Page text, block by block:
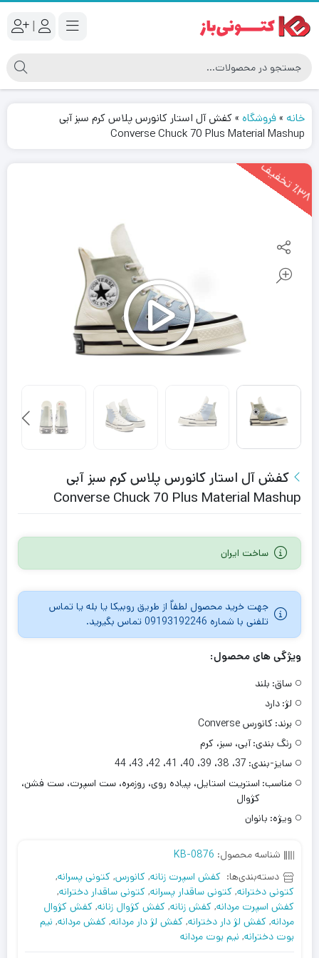
|
خانه »فروشگاه »کفش آل استار کانورس پلاس کرم سبز آبی
Converse Chuck 70 Plus Material Mashup
٪3
8
ت
خ
ف
یف
کفش آل استار کانورس پلاس کرم سبز آبی
Converse Chuck 70 Plus Material Mashup
ساخت ایران
جهت خرید محصول لطفاٌ از طریق روبیکا یا بله یا تماس
تلفنی با شماره 09193192246 تماس بگیرید.
ویژگی های محصول:
ساق: بلند
لژ: دارد
برند: کانورس Converse
رنگ بندی: آبی، سبز، کرم
سایز-بندی: 37، 38، 39، 40، 41، 42، 43، 44
مناسب: استریت استایل، پیاده روی، روزمره، ست اسپرت، ست فشن،
کژوال
ویژه: بانوان
شناسه محصول: KB-0876
دسته‌بندی‌ها: کفش اسپرت زنانه, کانورس, کتونی پسرانه,
کتونی دخترانه, کتونی ساقدار پسرانه, کتونی ساقدار دخترانه,
کفش اسپرت مردانه, کفش زنانه, کفش کژوال زنانه, کفش کژوال
مردانه, کفش لژ دار دخترانه, کفش لژ دار مردانه, کفش مردانه, نیم
بوت دخترانه, نیم بوت مردانه